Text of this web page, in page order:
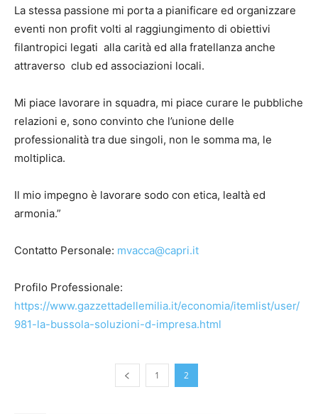
La stessa passione mi porta a pianificare ed organizzare
eventi non profit volti al raggiungimento di obiettivi
filantropici legati alla carità ed alla fratellanza anche
attraverso club ed associazioni locali.
Mi piace lavorare in squadra, mi piace curare le pubbliche
relazioni e, sono convinto che l’unione delle
professionalità tra due singoli, non le somma ma, le
moltiplica.
Il mio impegno è lavorare sodo con etica, lealtà ed
armonia.”
Contatto Personale: mvacca@capri.it
Profilo Professionale:
https://www.gazzettadellemilia.it/economia/itemlist/user/
981-la-bussola-soluzioni-d-impresa.html
1 2